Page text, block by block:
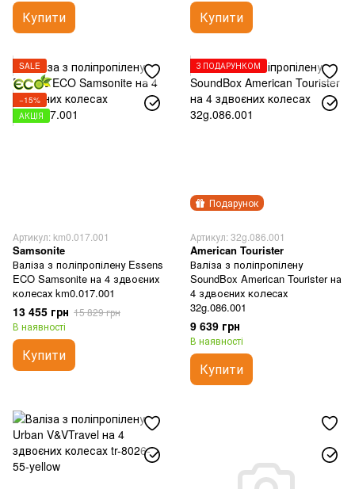
Купити Купити
SALE
−15%
АКЦІЯ
Артикул: km0.017.001
Samsonite
Валіза з поліпропілену Essens
ECO Samsonite на 4 здвоєних
колесах km0.017.001
13 455 грн 15 829 грн
В наявності
Купити
Подарунок
З ПОДАРУНКОМ
Артикул: 32g.086.001
American Tourister
Валіза з поліпропілену
SoundBox American Tourister на
4 здвоєних колесах
32g.086.001
9 639 грн
В наявності
Купити